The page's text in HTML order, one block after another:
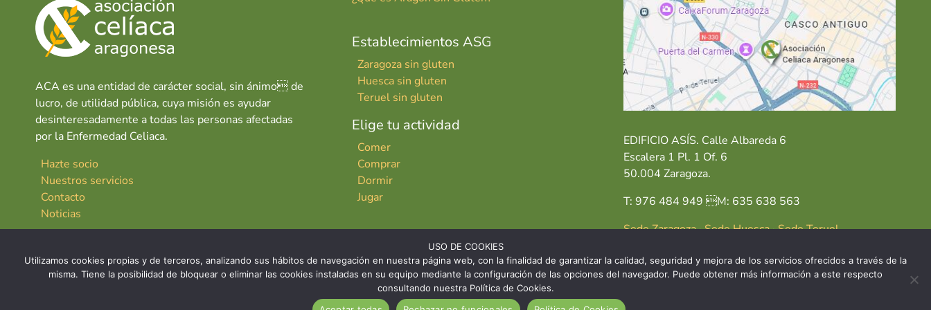
ACA es una entidad de carácter social, sin ánimo de
lucro, de utilidad pública, cuya misión es ayudar
desinteresadamente a todas las personas afectadas
por la Enfermedad Celiaca.
Hazte socio
Nuestros servicios
Contacto
Noticias
Establecimientos ASG
Zaragoza sin gluten
Huesca sin gluten
Teruel sin gluten
Elige tu actividad
Comer
Comprar
Dormir
Jugar
EDIFICIO ASÍS. Calle Albareda 6
Escalera 1 Pl. 1 Of. 6
50.004 Zaragoza.
T: 976 484 949 M: 635 638 563
Sede Zaragoza·Sede Huesca·Sede Teruel
USO DE COOKIES
Utilizamos cookies propias y de terceros, analizando sus hábitos de navegación en nuestra página web, con la finalidad de garantizar la calidad, seguridad y mejora de los servicios ofrecidos a través de la
misma. Tiene la posibilidad de bloquear o eliminar las cookies instaladas en su equipo mediante la configuración de las opciones del navegador. Puede obtener más información a este respecto
consultando nuestra Política de Cookies.